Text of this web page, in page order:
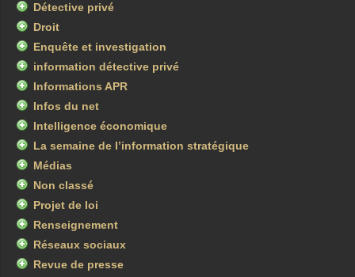
Détective privé
Droit
Enquête et investigation
information détective privé
Informations APR
Infos du net
Intelligence économique
La semaine de l’information stratégique
Médias
Non classé
Projet de loi
Renseignement
Réseaux sociaux
Revue de presse